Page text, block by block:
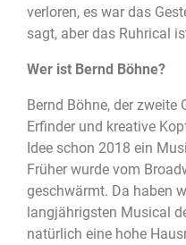
verloren, es war das
sagt, aber das Ruhrical
Wer ist Bernd Böhne?
Bernd Böhne, der zweite
Erfinder und kreative
Idee schon 2018 ein
Früher wurde vom
geschwärmt. Da haben
langjährigsten Musical
natürlich eine hohe